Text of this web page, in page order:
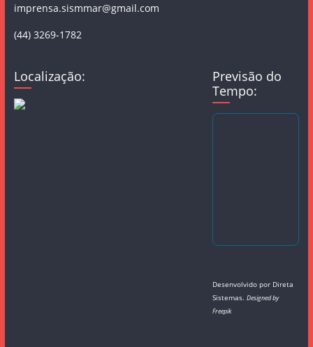
imprensa.sismmar@gmail.com
(44) 3269-1782
Localização:
Previsão do
Tempo:
Desenvolvido por Direta
Sistemas.Designed by
Freepik